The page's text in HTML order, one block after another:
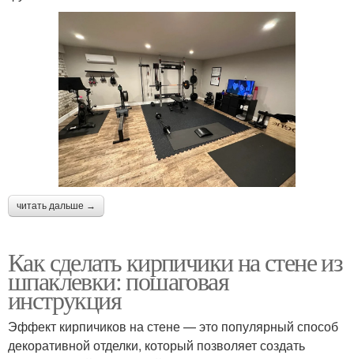
читать дальше →
Как сделать кирпичики на стене из
шпаклевки: пошаговая
инструкция
Эффект кирпичиков на стене — это популярный способ
декоративной отделки, который позволяет создать